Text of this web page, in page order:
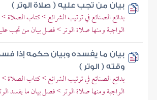
بيان من تجب عليه ( صلاة الوتر )
بدائع الصنائع في ترتيب الشرائع > كتاب الصلاة
الواجبة ومنها صلاة الوتر > فصل بيان من تجب
بيان ما يفسده وبيان حكمه إذا
وقته ( الوتر )
بدائع الصنائع في ترتيب الشرائع > كتاب الصلاة
الواجبة ومنها صلاة الوتر > فصل بيان ما يفسد